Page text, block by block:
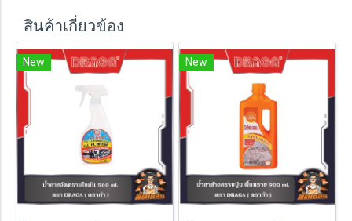
สินค้าเกี่ยวข้อง
New New